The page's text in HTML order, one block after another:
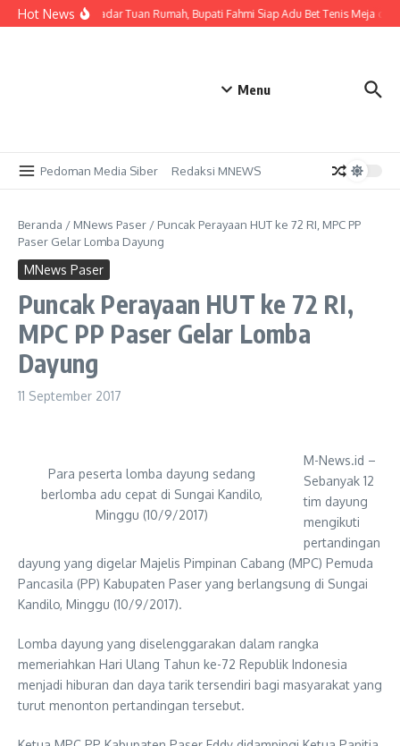
Lewati ke konten
Hot NewsTak Sekadar Tuan Rumah, Bupati Fahmi Siap Adu Bet Tenis Meja
Menu
Pedoman Media Siber Redaksi MNEWS
Beranda / MNews Paser / Puncak Perayaan HUT ke 72 RI, MPC PP
Paser Gelar Lomba Dayung
MNews Paser
Puncak Perayaan HUT ke 72 RI,
MPC PP Paser Gelar Lomba
Dayung
11 September 2017
Para peserta lomba dayung sedang
berlomba adu cepat di Sungai Kandilo,
Minggu (10/9/2017)
M-News.id –
Sebanyak 12
tim dayung
mengikuti
pertandingan
dayung yang digelar Majelis Pimpinan Cabang (MPC) Pemuda
Pancasila (PP) Kabupaten Paser yang berlangsung di Sungai
Kandilo, Minggu (10/9/2017).
Lomba dayung yang diselenggarakan dalam rangka
memeriahkan Hari Ulang Tahun ke-72 Republik Indonesia
menjadi hiburan dan daya tarik tersendiri bagi masyarakat yang
turut menonton pertandingan tersebut.